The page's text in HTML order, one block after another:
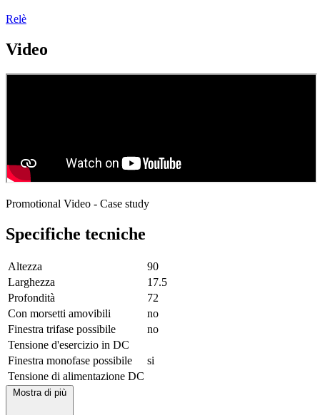
Relè
Video
Promotional Video - Case study
Specifiche tecniche
Altezza
90
Larghezza
17.5
Profondità
72
Con morsetti amovibili
no
Finestra trifase possibile
no
Tensione d'esercizio in DC
Finestra monofase possibile
si
Tensione di alimentazione DC
Mostra di più